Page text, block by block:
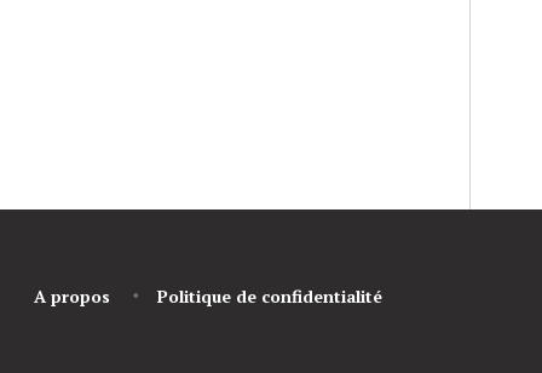
A propos Politique de confidentialité